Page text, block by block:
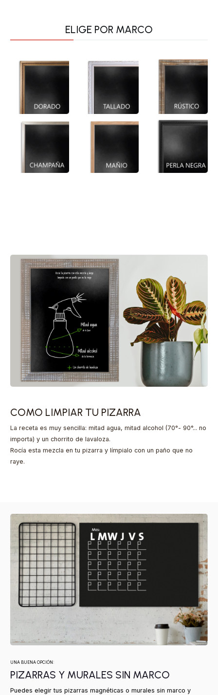
ELIGE POR MARCO
COMO LIMPIAR TU PIZARRA
La receta es muy sencilla: mitad agua, mitad alcohol (70°- 90°... no
importa) y un chorrito de lavaloza.
Rocía esta mezcla en tu pizarra y límpialo con un paño que no
raye.
UNA BUENA OPCIÓN:
PIZARRAS Y MURALES SIN MARCO
Puedes elegir tus pizarras magnéticas o murales sin marco y